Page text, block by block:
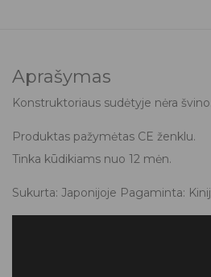
Aprašymas
Konstruktoriaus sudėtyje nėra švino.
Produktas pažymėtas CE ženklu.
Tinka kūdikiams nuo 12 mėn.
Sukurta: Japonijoje Pagaminta: